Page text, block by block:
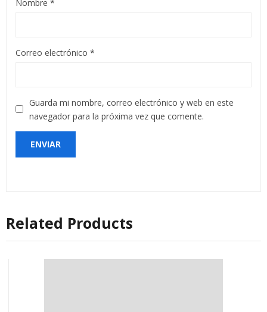
Nombre *
Correo electrónico *
Guarda mi nombre, correo electrónico y web en este
navegador para la próxima vez que comente.
Related Products